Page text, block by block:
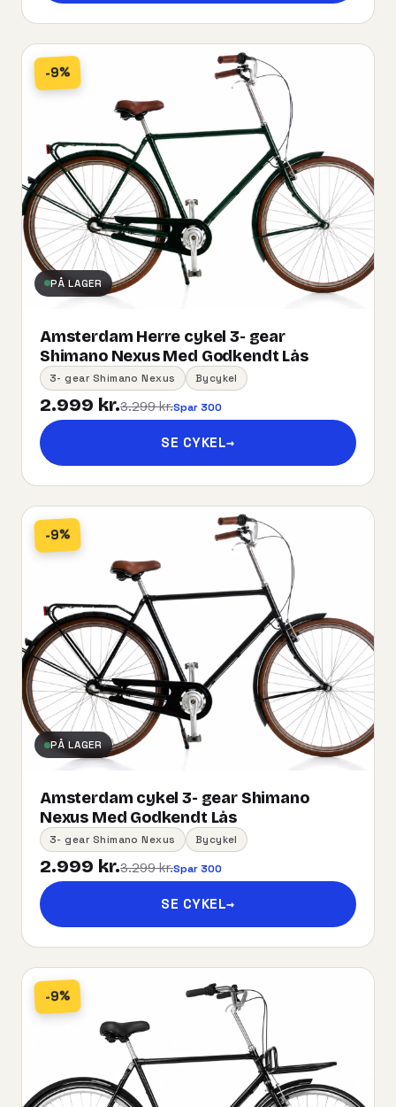
-9%
PÅ LAGER
Amsterdam Herre cykel 3- gear
Shimano Nexus Med Godkendt Lås
3- gear Shimano Nexus Bycykel
2.999 kr.3.299 kr.Spar 300
SE CYKEL→
-9%
PÅ LAGER
Amsterdam cykel 3- gear Shimano
Nexus Med Godkendt Lås
3- gear Shimano Nexus Bycykel
2.999 kr.3.299 kr.Spar 300
SE CYKEL→
-9%